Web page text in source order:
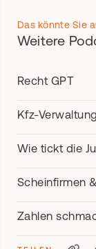
Das könnte Sie
Weitere
Recht GPT
Kfz-
Wie tickt die
Scheinfirmen
Zahlen